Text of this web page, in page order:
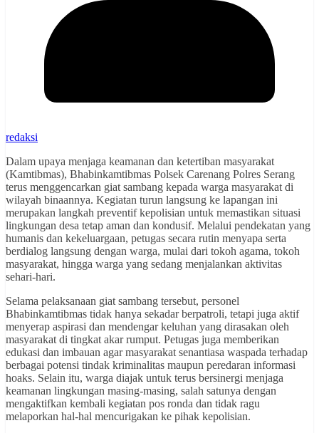
redaksi
Dalam upaya menjaga keamanan dan ketertiban masyarakat
(Kamtibmas), Bhabinkamtibmas Polsek Carenang Polres Serang
terus menggencarkan giat sambang kepada warga masyarakat di
wilayah binaannya. Kegiatan turun langsung ke lapangan ini
merupakan langkah preventif kepolisian untuk memastikan situasi
lingkungan desa tetap aman dan kondusif. Melalui pendekatan yang
humanis dan kekeluargaan, petugas secara rutin menyapa serta
berdialog langsung dengan warga, mulai dari tokoh agama, tokoh
masyarakat, hingga warga yang sedang menjalankan aktivitas
sehari-hari.
Selama pelaksanaan giat sambang tersebut, personel
Bhabinkamtibmas tidak hanya sekadar berpatroli, tetapi juga aktif
menyerap aspirasi dan mendengar keluhan yang dirasakan oleh
masyarakat di tingkat akar rumput. Petugas juga memberikan
edukasi dan imbauan agar masyarakat senantiasa waspada terhadap
berbagai potensi tindak kriminalitas maupun peredaran informasi
hoaks. Selain itu, warga diajak untuk terus bersinergi menjaga
keamanan lingkungan masing-masing, salah satunya dengan
mengaktifkan kembali kegiatan pos ronda dan tidak ragu
melaporkan hal-hal mencurigakan ke pihak kepolisian.